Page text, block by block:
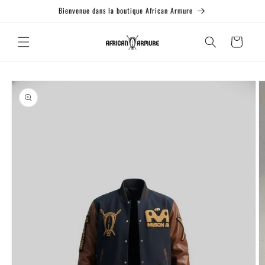
Bienvenue dans la boutique African Armure
Panier
Passer aux
informations
produits